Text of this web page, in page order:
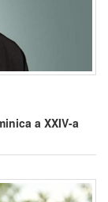
a XXIV-a